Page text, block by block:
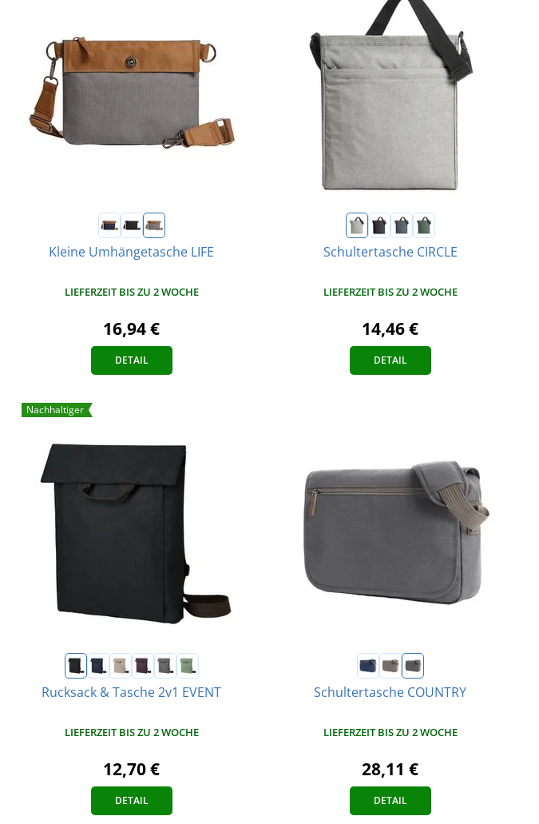
Kleine Umhängetasche LIFE
LIEFERZEIT BIS ZU 2 WOCHE
16,94 €
DETAIL
Schultertasche CIRCLE
LIEFERZEIT BIS ZU 2 WOCHE
14,46 €
DETAIL
Nachhaltiger
Rucksack & Tasche 2v1 EVENT
LIEFERZEIT BIS ZU 2 WOCHE
12,70 €
DETAIL
Schultertasche COUNTRY
LIEFERZEIT BIS ZU 2 WOCHE
28,11 €
DETAIL